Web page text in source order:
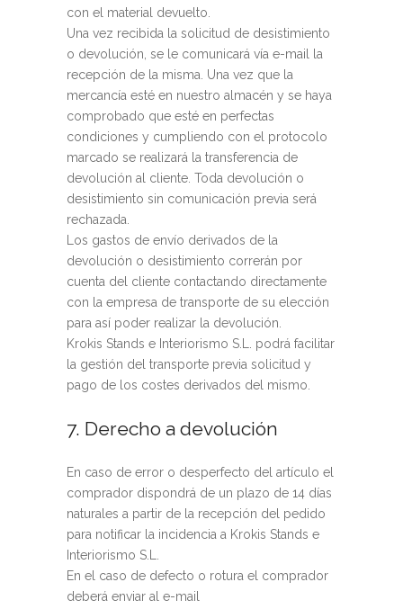
con el material devuelto.
Una vez recibida la solicitud de desistimiento
o devolución, se le comunicará vía e-mail la
recepción de la misma. Una vez que la
mercancía esté en nuestro almacén y se haya
comprobado que esté en perfectas
condiciones y cumpliendo con el protocolo
marcado se realizará la transferencia de
devolución al cliente. Toda devolución o
desistimiento sin comunicación previa será
rechazada.
Los gastos de envío derivados de la
devolución o desistimiento correrán por
cuenta del cliente contactando directamente
con la empresa de transporte de su elección
para así poder realizar la devolución.
Krokis Stands e Interiorismo S.L. podrá facilitar
la gestión del transporte previa solicitud y
pago de los costes derivados del mismo.
7. Derecho a devolución
En caso de error o desperfecto del artículo el
comprador dispondrá de un plazo de 14 días
naturales a partir de la recepción del pedido
para notificar la incidencia a Krokis Stands e
Interiorismo S.L.
En el caso de defecto o rotura el comprador
deberá enviar al e-mail